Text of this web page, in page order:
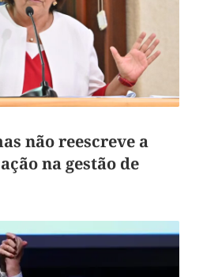
não reescreve a
na gestão de